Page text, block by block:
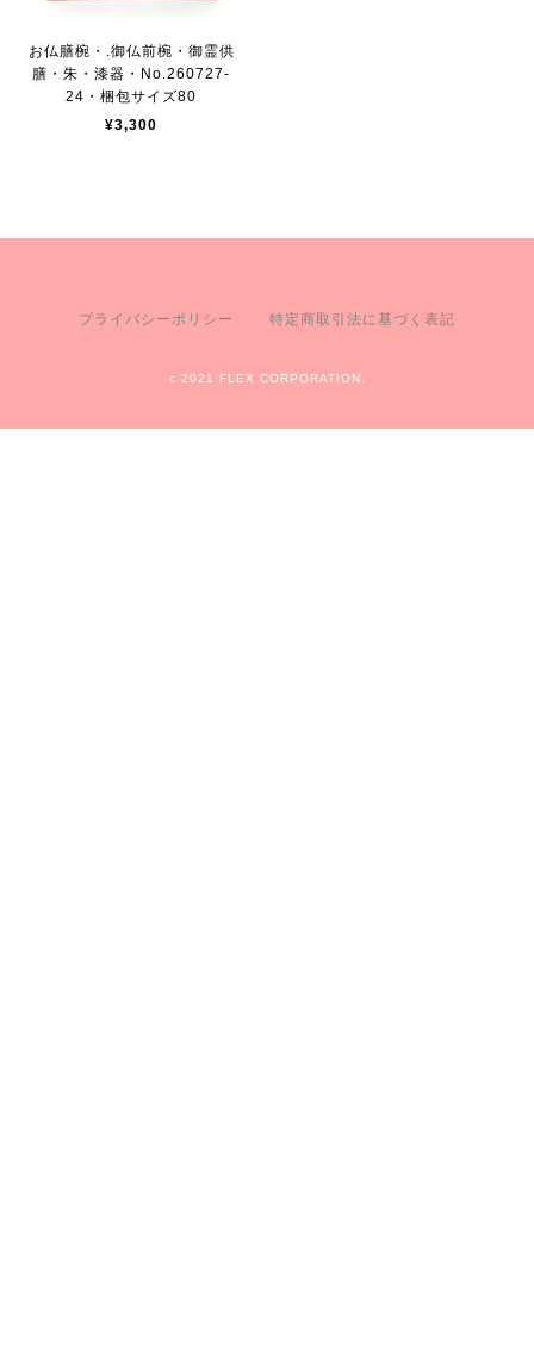
お仏膳椀・.御仏前椀・御霊供
膳・朱・漆器・No.260727-
24・梱包サイズ80
¥3,300
プライバシーポリシー 特定商取引法に基づく表記
c 2021 FLEX CORPORATION.